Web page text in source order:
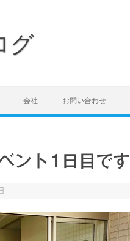
グ
会社 お問い合わせ
ント1日目です